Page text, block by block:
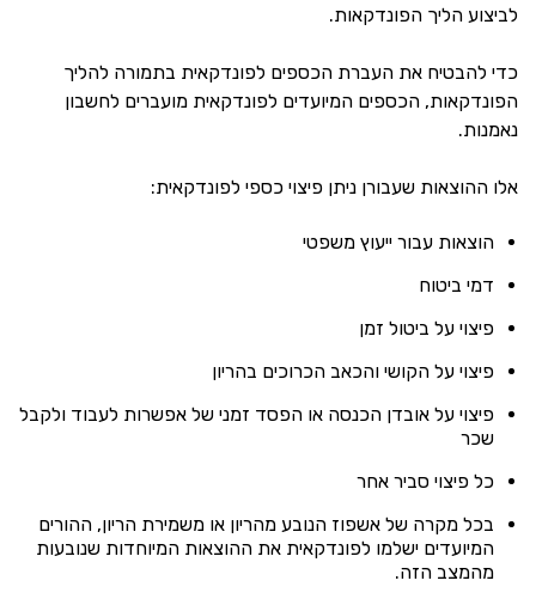
לביצוע הליך הפונדקאות.
כדי להבטיח את העברת הכספים לפונדקאית בתמורה להליך
הפונדקאות, הכספים המיועדים לפונדקאית מועברים לחשבון
נאמנות.
אלו ההוצאות שעבורן ניתן פיצוי כספי לפונדקאית:
הוצאות עבור ייעוץ משפטי
דמי ביטוח
פיצוי על ביטול זמן
פיצוי על הקושי והכאב הכרוכים בהריון
פיצוי על אובדן הכנסה או הפסד זמני של אפשרות לעבוד ולקבל
שכר
כל פיצוי סביר אחר
בכל מקרה של אשפוז הנובע מהריון או משמירת הריון, ההורים
המיועדים ישלמו לפונדקאית את ההוצאות המיוחדות שנובעות
מהמצב הזה.